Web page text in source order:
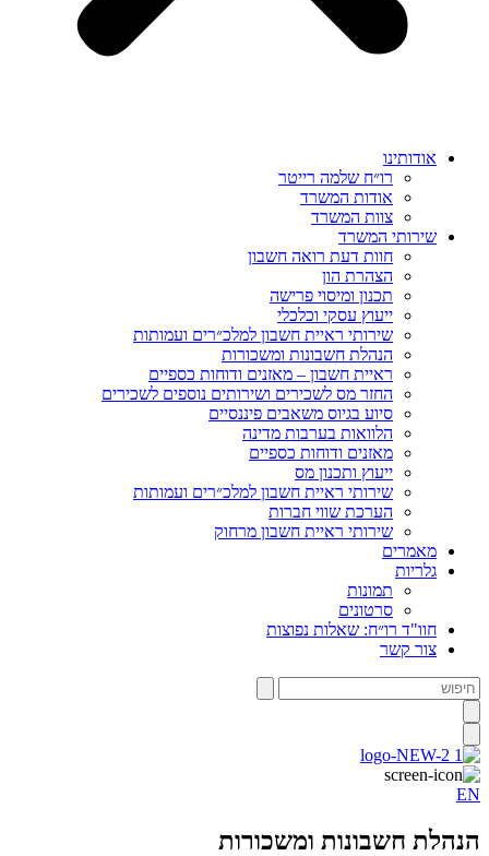
אודותינו
רו״ח שלמה רייטר
אודות המשרד
צוות המשרד
שירותי המשרד
חוות דעת רואה חשבון
הצהרת הון
תכנון ומיסוי פרישה
ייעוץ עסקי וכלכלי
שירותי ראיית חשבון למלכ״רים ועמותות
הנהלת חשבונות ומשכורות
ראיית חשבון – מאזנים ודוחות כספיים
החזר מס לשכירים ושירותים נוספים לשכירים
סיוע בגיוס משאבים פיננסיים
הלוואות בערבות מדינה
מאזנים ודוחות כספיים
ייעוץ ותכנון מס
שירותי ראיית חשבון למלכ״רים ועמותות
הערכת שווי חברות
שירותי ראיית חשבון מרחוק
מאמרים
גלריות
תמונות
סרטונים
חוו"ד רו״ח: שאלות נפוצות
צור קשר
חיפוש
EN
הנהלת חשבונות ומשכורות